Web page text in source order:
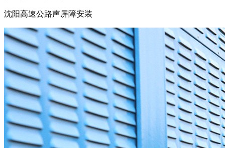
沈阳高速公路声屏障安装